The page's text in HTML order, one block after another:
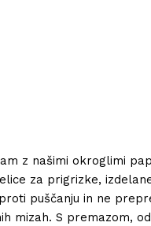
z našimi okroglimi
za prigrizke,
puščanju in ne
mizah. S premazom,